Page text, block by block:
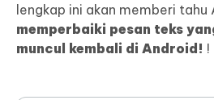
lengkap ini akan memberi tahu
memperbaiki pesan teks
muncul kembali di Android! !